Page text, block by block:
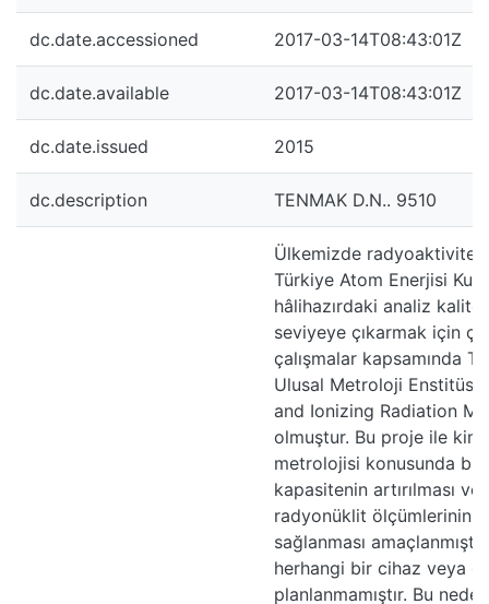
dc.date.accessioned 2017-03-14T08:43:01Z
dc.date.available 2017-03-14T08:43:01Z
dc.date.issued 2015
dc.description TENMAK D.N.. 9510
Ülkemizde radyoaktivite
Türkiye Atom Enerjisi
hâlihazırdaki analiz
seviyeye çıkarmak için
çalışmalar kapsamında
Ulusal Metroloji
and Ionizing Radiation
olmuştur. Bu proje ile
metrolojisi konusunda
kapasitenin artırılması
radyonüklit ölçümlerinin
sağlanması
herhangi bir cihaz veya
planlanmamıştır. Bu